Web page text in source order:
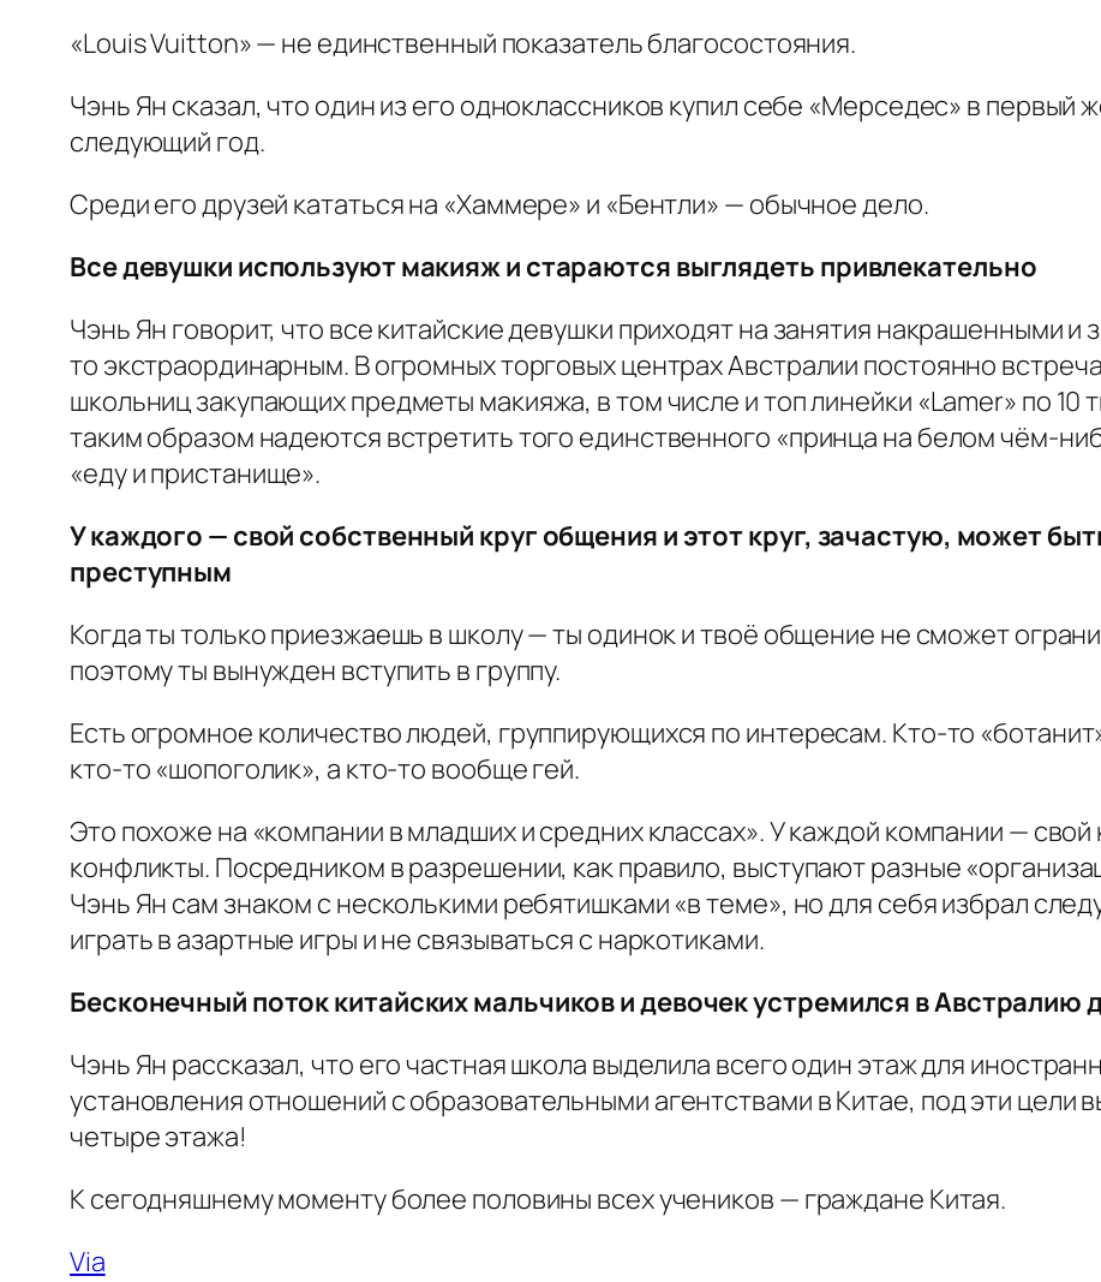
«Louis Vuitton» — не единственный показатель благосостояния.
Чэнь Ян сказал, что один из его одноклассников купил себе «Мерседес» в первый
следующий год.
Среди его друзей кататься на «Хаммере» и «Бентли» — обычное дело.
Все девушки используют макияж и стараются выглядеть привлекательно
Чэнь Ян говорит, что все китайские девушки приходят на занятия накрашенными и
то экстраординарным. В огромных торговых центрах Австралии постоянно
школьниц закупающих предметы макияжа, в том числе и топ линейки «Lamer» по 10
таким образом надеются встретить того единственного «принца на белом чём-
«еду и пристанище».
У каждого — свой собственный круг общения и этот круг, зачастую, может
преступным
Когда ты только приезжаешь в школу — ты одинок и твоё общение не сможет
поэтому ты вынужден вступить в группу.
Есть огромное количество людей, группирующихся по интересам. Кто-то
кто-то «шопоголик», а кто-то вообще гей.
Это похоже на «компании в младших и средних классах». У каждой компании —
конфликты. Посредником в разрешении, как правило, выступают разные
Чэнь Ян сам знаком с несколькими ребятишками «в теме», но для себя избрал
играть в азартные игры и не связываться с наркотиками.
Бесконечный поток китайских мальчиков и девочек устремился в Австралию
Чэнь Ян рассказал, что его частная школа выделила всего один этаж для
установления отношений с образовательными агентствами в Китае, под эти цели
четыре этажа!
К сегодняшнему моменту более половины всех учеников — граждане Китая.
Via